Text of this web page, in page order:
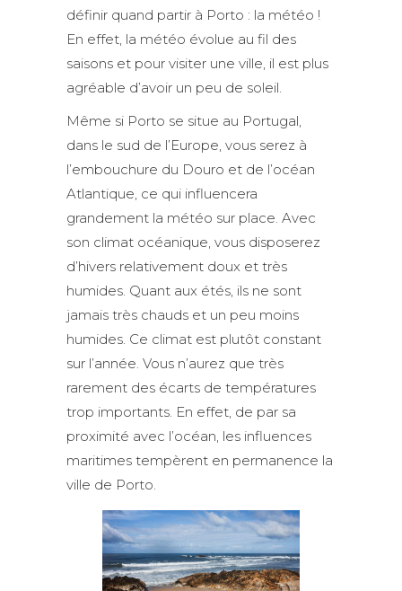
définir quand partir à Porto : la météo !
En effet, la météo évolue au fil des
saisons et pour visiter une ville, il est plus
agréable d’avoir un peu de soleil.
Même si Porto se situe au Portugal,
dans le sud de l’Europe, vous serez à
l’embouchure du Douro et de l’océan
Atlantique, ce qui influencera
grandement la météo sur place. Avec
son climat océanique, vous disposerez
d’hivers relativement doux et très
humides. Quant aux étés, ils ne sont
jamais très chauds et un peu moins
humides. Ce climat est plutôt constant
sur l’année. Vous n’aurez que très
rarement des écarts de températures
trop importants. En effet, de par sa
proximité avec l’océan, les influences
maritimes tempèrent en permanence la
ville de Porto.